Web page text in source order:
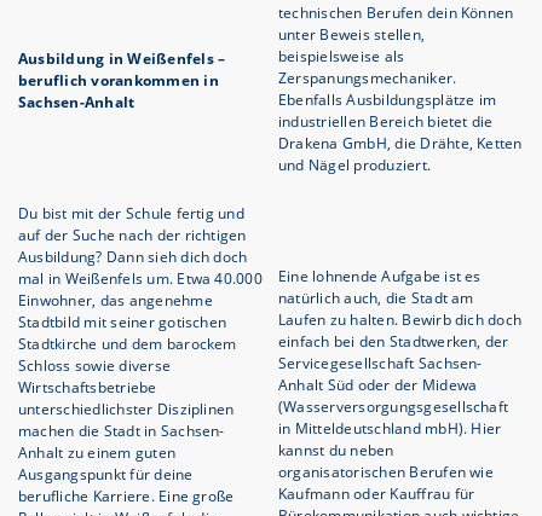
Ausbildung in Weißenfels –
beruflich vorankommen in
Sachsen-Anhalt
Du bist mit der Schule fertig und
auf der Suche nach der richtigen
Ausbildung? Dann sieh dich doch
mal in Weißenfels um. Etwa 40.000
Einwohner, das angenehme
Stadtbild mit seiner gotischen
Stadtkirche und dem barockem
Schloss sowie diverse
Wirtschaftsbetriebe
unterschiedlichster Disziplinen
machen die Stadt in Sachsen-
Anhalt zu einem guten
Ausgangspunkt für deine
berufliche Karriere. Eine große
technischen Berufen dein Können
unter Beweis stellen,
beispielsweise als
Zerspanungsmechaniker.
Ebenfalls Ausbildungsplätze im
industriellen Bereich bietet die
Drakena GmbH, die Drähte, Ketten
und Nägel produziert.
Eine lohnende Aufgabe ist es
natürlich auch, die Stadt am
Laufen zu halten. Bewirb dich doch
einfach bei den Stadtwerken, der
Servicegesellschaft Sachsen-
Anhalt Süd oder der Midewa
(Wasserversorgungsgesellschaft
in Mitteldeutschland mbH). Hier
kannst du neben
organisatorischen Berufen wie
Kaufmann oder Kauffrau für